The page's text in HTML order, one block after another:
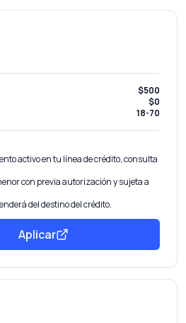
$500
$0
18-70
activo en tu línea de crédito, consulta
con previa autorización y sujeta a
del destino del crédito.
Aplicar